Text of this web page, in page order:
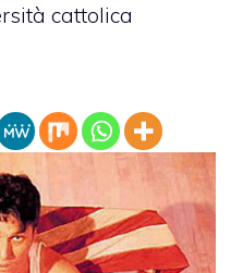
cattolica